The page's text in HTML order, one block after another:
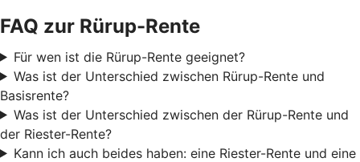
FAQ zur Rürup-Rente
Für wen ist die Rürup-Rente geeignet?
Was ist der Unterschied zwischen Rürup-Rente und
Basisrente?
Was ist der Unterschied zwischen der Rürup-Rente und
der Riester-Rente?
Kann ich auch beides haben: eine Riester-Rente und eine